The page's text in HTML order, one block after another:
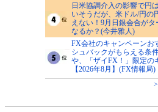
日米協調介入の影響で円
いそうだが、米ドル/円の
えない！9月日銀会合が
なるか？(今井雅人)
FX会社のキャンペーンお
シュバックがもらえる条
や、「ザイFX！」限定の
【2026年8月】(FX情報局)